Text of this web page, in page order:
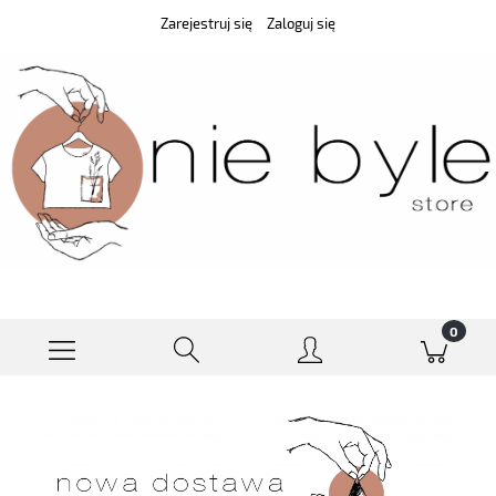
Zarejestruj się Zaloguj się